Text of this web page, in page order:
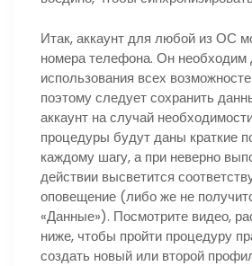
Итак, аккаунт для любой из ОС
номера телефона. Он необходим
использования всех
поэтому следует сохранить
аккаунт на случай
процедуры будут даны краткие
каждому шагу, а при неверно
действии высветится
оповещение (либо же не
«Данные»). Посмотрите видео,
ниже, чтобы пройти процедуру
создать новый или второй